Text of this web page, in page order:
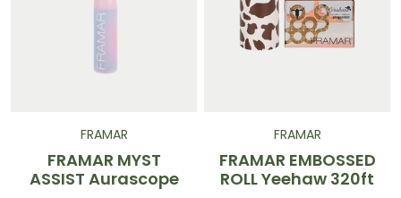
FRAMAR
FRAMAR MYST
ASSIST Aurascope
FRAMAR
FRAMAR EMBOSSED
ROLL Yeehaw 320ft